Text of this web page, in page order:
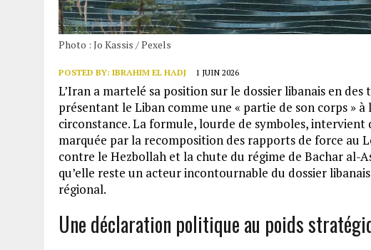
Photo : Jo Kassis / Pexels
POSTED BY: IBRAHIM EL HADJ 1 JUIN 2026
L’Iran a martelé sa position sur le dossier libanais en
présentant le Liban comme une « partie de son corps »
circonstance. La formule, lourde de symboles, intervient
marquée par la recomposition des rapports de force au
contre le Hezbollah et la chute du régime de Bachar al-
qu’elle reste un acteur incontournable du dossier
régional.
Une déclaration politique au poids